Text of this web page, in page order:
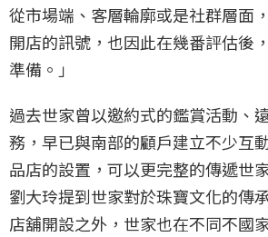
從市場端、客層輪廓或是社群層面
開店的訊號，也因此在幾番評估後
準備。」
過去世家曾以邀約式的鑑賞活動、
務，早已與南部的顧戶建立不少互
品店的設置，可以更完整的傳遞世
劉大玲提到世家對於珠寶文化的傳
店舖開設之外，世家也在不同不國